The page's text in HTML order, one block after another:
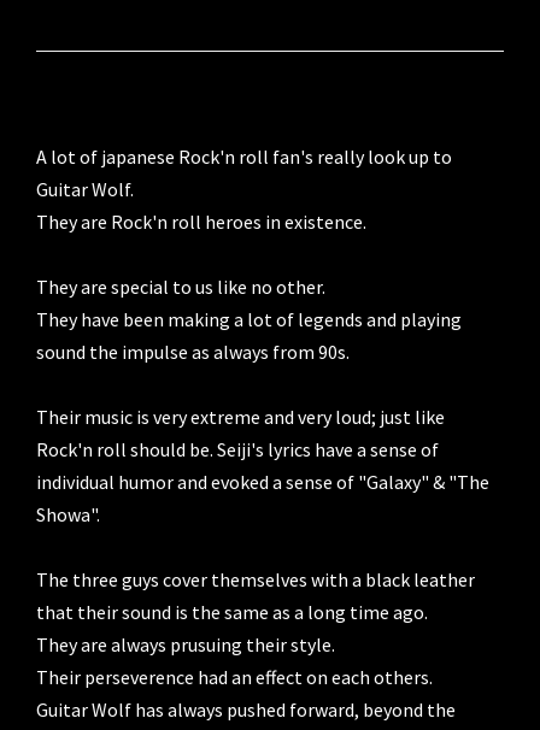
A lot of japanese Rock'n roll fan's really look up to
Guitar Wolf.
They are Rock'n roll heroes in existence.
They are special to us like no other.
They have been making a lot of legends and playing
sound the impulse as always from 90s.
Their music is very extreme and very loud; just like
Rock'n roll should be. Seiji's lyrics have a sense of
individual humor and evoked a sense of "Galaxy" & "The
Showa".
The three guys cover themselves with a black leather
that their sound is the same as a long time ago.
They are always prusuing their style.
Their perseverence had an effect on each others.
Guitar Wolf has always pushed forward, beyond the